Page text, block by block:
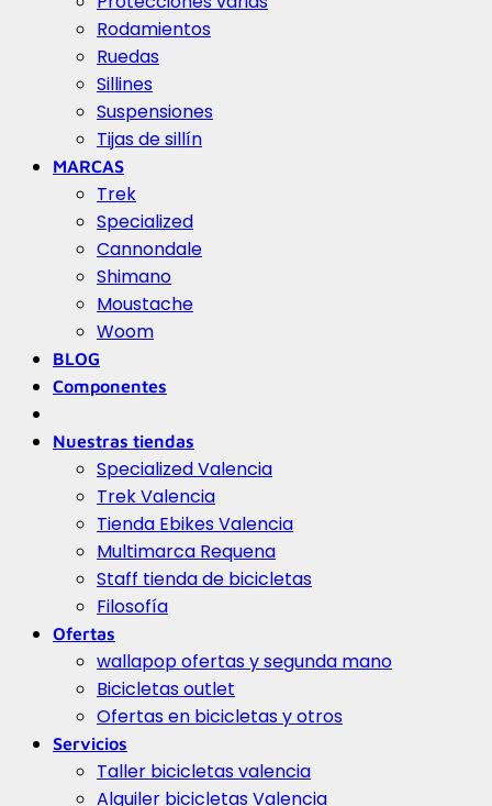
Rodamientos
Ruedas
Sillines
Suspensiones
Tijas de sillín
MARCAS
Trek
Specialized
Cannondale
Shimano
Moustache
Woom
BLOG
Componentes
Nuestras tiendas
Specialized Valencia
Trek Valencia
Tienda Ebikes Valencia
Multimarca Requena
Staff tienda de bicicletas
Filosofía
Ofertas
wallapop ofertas y segunda mano
Bicicletas outlet
Ofertas en bicicletas y otros
Servicios
Taller bicicletas valencia
Alquiler bicicletas Valencia